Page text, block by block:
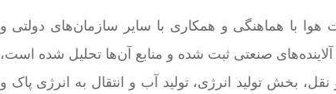
هوا با هماهنگی و همکاری با سایر سازمان‌های دولتی و
صنعتی ثبت شده و منابع آن‌ها تحلیل شده است،
بخش تولید انرژی، تولید آب و انتقال به انرژی پاک و